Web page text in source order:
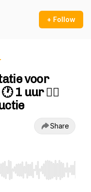
+ Follow
voor
1 uur 🧘‍♀️
Share
Home/End to jump to